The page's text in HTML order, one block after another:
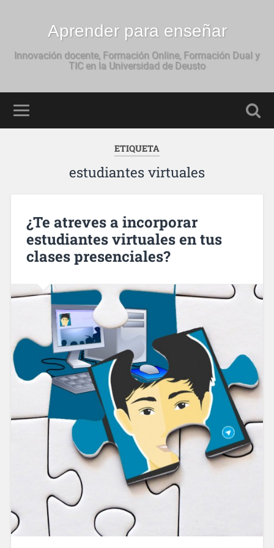
Aprender para enseñar
Innovación docente, Formación Online, Formación Dual y
TIC en la Universidad de Deusto
ETIQUETA
estudiantes virtuales
¿Te atreves a incorporar
estudiantes virtuales en tus
clases presenciales?